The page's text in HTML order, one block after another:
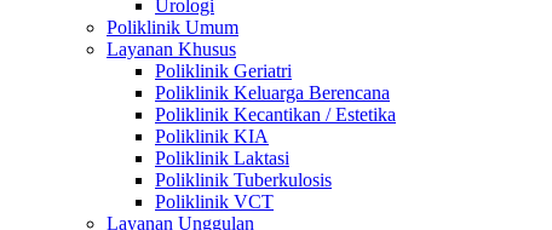
Urologi
Poliklinik Umum
Layanan Khusus
Poliklinik Geriatri
Poliklinik Keluarga Berencana
Poliklinik Kecantikan / Estetika
Poliklinik KIA
Poliklinik Laktasi
Poliklinik Tuberkulosis
Poliklinik VCT
Layanan Unggulan